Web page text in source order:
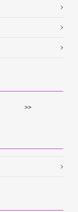
>>